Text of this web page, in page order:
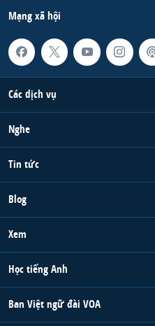
Mạng xã hội
Các dịch vụ
Nghe
Tin tức
Blog
Xem
Học tiếng Anh
Ban Việt ngữ đài VOA